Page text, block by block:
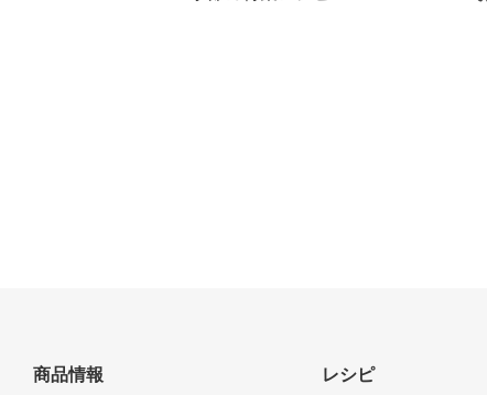
商品情報 レシピ